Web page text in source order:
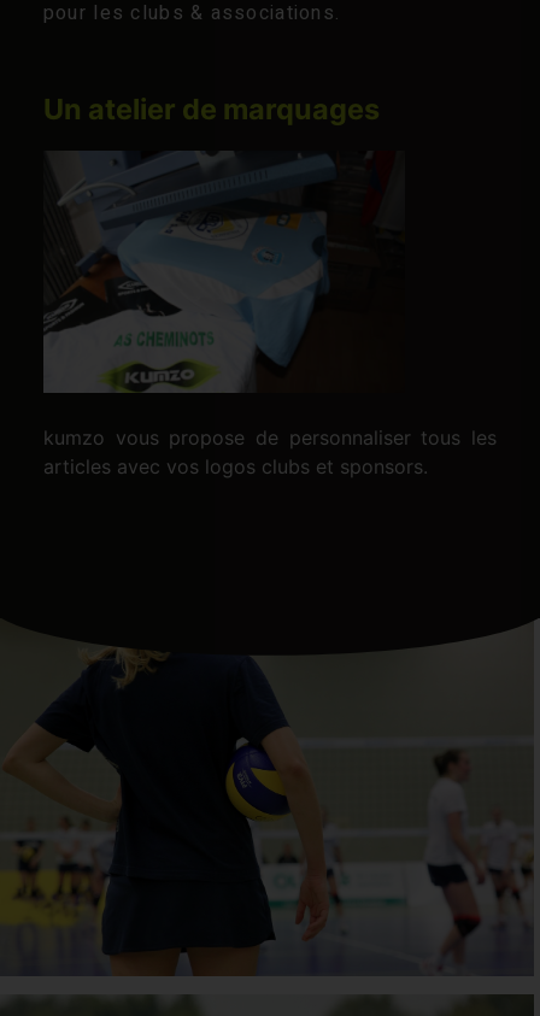
pour les clubs & associations.
Un atelier de marquages
kumzo vous propose de personnaliser tous les
articles avec vos logos clubs et sponsors.